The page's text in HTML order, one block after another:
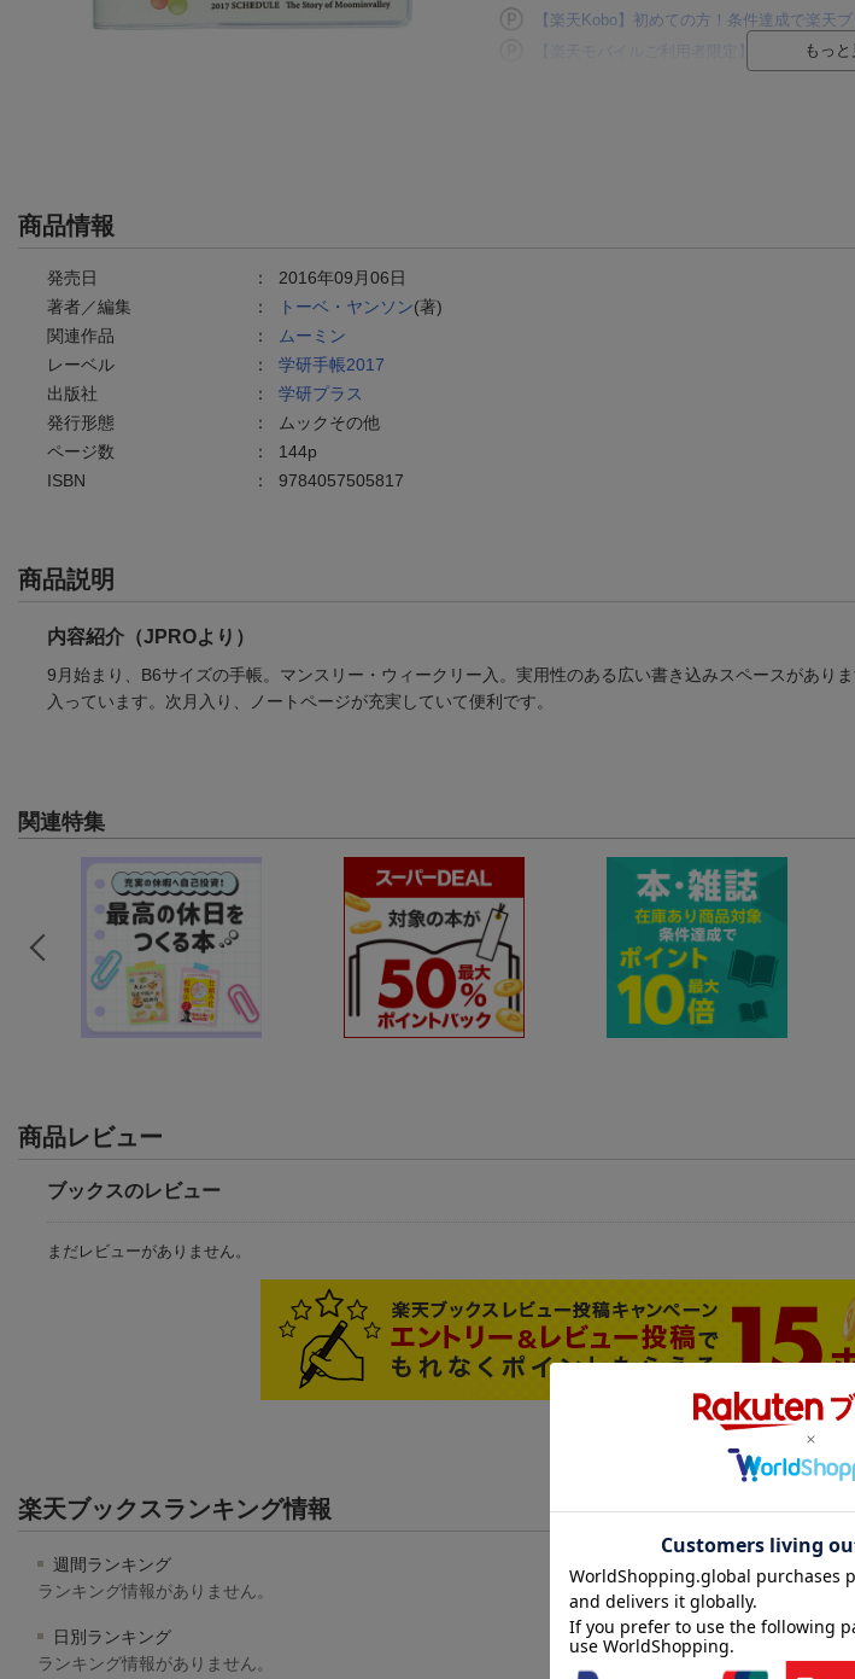
【楽天Kobo】初めての方！条件達成で楽天
【楽天モバイルご利用者限定】条件達成で
商品情報
発売日 ： 2016年09月06日
著者／編集
： トーベ・ヤンソン(著)
関連作品
：
ムーミン
レーベル
： 学研手帳2017
出版社
： 学研プラス
発行形態
：
ムックその他
ページ数
： 144p
ISBN
： 9784057505817
商品説明
内容紹介（JPROより）
9月始まり、B6サイズの手帳。マンスリー・ウィークリー入。実用性のある広い書き込みスペースがあり
入っています。次月入り、ノートページが充実していて便利です。
関連特集
商品レビュー
ブックスのレビュー
まだレビューがありません。
楽天ブックスランキング情報
週間ランキング
ランキング情報がありません。
日別ランキング
ランキング情報がありません。